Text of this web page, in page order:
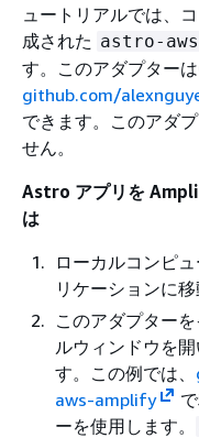
ュートリアルでは、
成された astro-
す。このアダプター
github.com/
できます。このアダ
せん。
Astro アプリを
は
ローカルコンピ
リケーションに移
このアダプター
ルウィンドウを
す。この例では、
aws-amplify
ーを使用します。